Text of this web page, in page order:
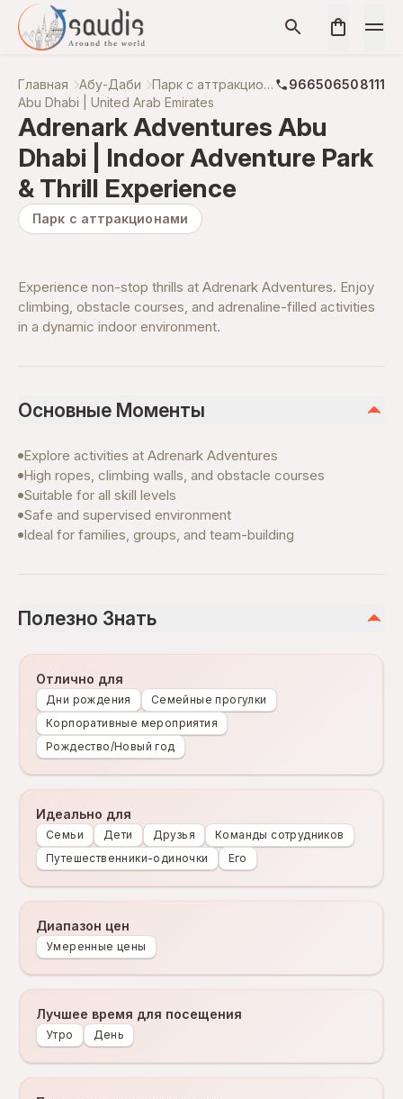
Главная Абу-Даби Парк с аттракционами
966506508111
Abu Dhabi | United Arab Emirates
Adrenark Adventures Abu
Dhabi | Indoor Adventure Park
& Thrill Experience
Парк с аттракционами
Experience non-stop thrills at Adrenark Adventures. Enjoy
climbing, obstacle courses, and adrenaline-filled activities
in a dynamic indoor environment.
Основные Моменты
Explore activities at Adrenark Adventures
High ropes, climbing walls, and obstacle courses
Suitable for all skill levels
Safe and supervised environment
Ideal for families, groups, and team-building
Полезно Знать
Отлично для
Дни рождения
Семейные прогулки
Корпоративные мероприятия
Рождество/Новый год
Идеально для
Семьи Дети Друзья
Команды сотрудников
Путешественники-одиночки
Его
Диапазон цен
Умеренные цены
Лучшее время для посещения
Утро День